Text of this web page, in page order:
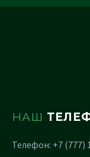
НАШ
Телефон: +7 (777)